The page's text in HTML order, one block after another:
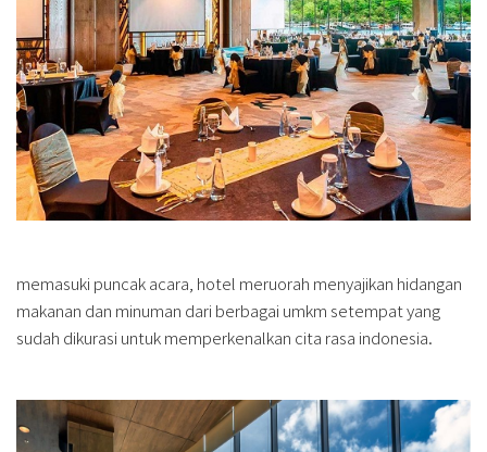
memasuki puncak acara, hotel meruorah menyajikan hidangan
makanan dan minuman dari berbagai umkm setempat yang
sudah dikurasi untuk memperkenalkan cita rasa indonesia.